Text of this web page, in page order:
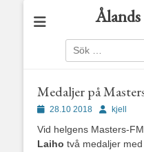
Sök
efter:
Medaljer på
Publicerad
28.10 2018 Författare
kjell
Vid helgens Masters-
Laiho två medaljer